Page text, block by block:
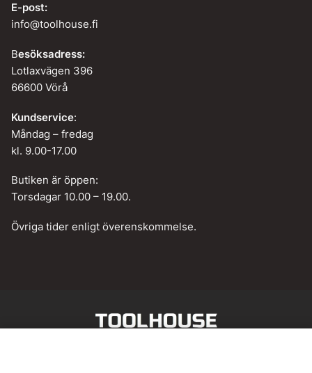
E-post:
info@toolhouse.fi
Besöksadress:
Lotlaxvägen 396
66600 Vörå
Kundservice:
Måndag – fredag
kl. 9.00-17.00
Butiken är öppen:
Torsdagar 10.00 – 19.00.
Övriga tider enligt överenskommelse.